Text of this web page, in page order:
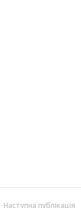
Наступна публікація